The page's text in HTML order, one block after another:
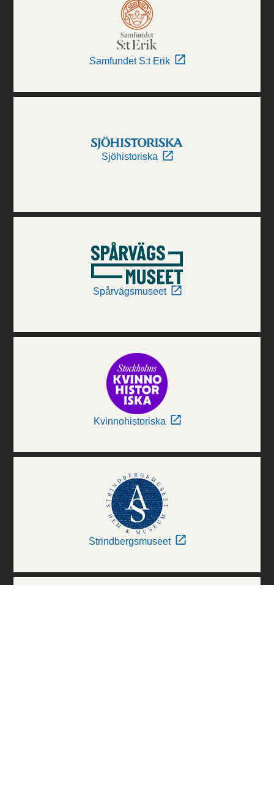
Samfundet S:t Erik
Sjöhistoriska
Spårvägsmuseet
Kvinnohistoriska
Strindbergsmuseet